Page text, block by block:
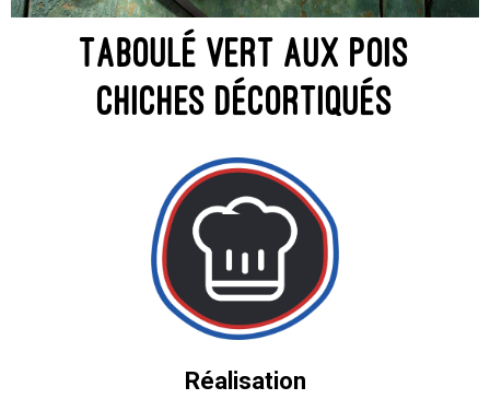
Taboulé vert aux pois
chiches décortiqués
Réalisation